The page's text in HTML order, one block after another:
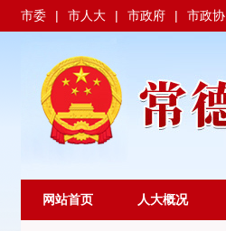
市委 | 市人大 | 市政府 | 市政协
网站首页 人大概况